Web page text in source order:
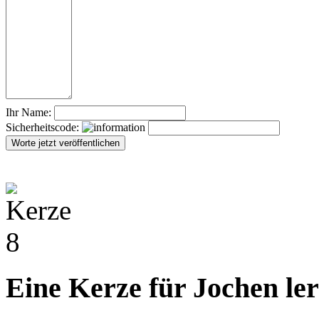
Ihr Name:
Sicherheitscode:
Eine Kerze für Jochen